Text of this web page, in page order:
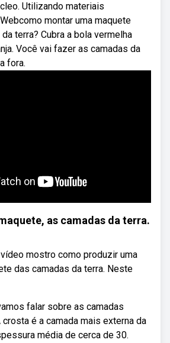
Utilizando materiais
montar uma maquete
terra? Cubra a bola vermelha
Você vai fazer as camadas da
fora.
as camadas da terra.
mostro como produzir uma
das camadas da terra. Neste
falar sobre as camadas
crosta é a camada mais externa da
média de cerca de 30.